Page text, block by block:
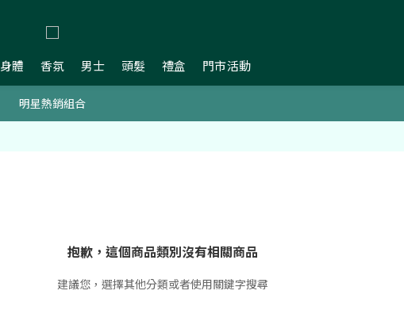
身體 香氛 男士 頭髮 禮盒 門市活動
新會員贈$200購物金
新會員贈$200購物金
明星熱銷組合
抱歉，這個商品類別沒有相關商品
建議您，選擇其他分類或者使用關鍵字搜尋